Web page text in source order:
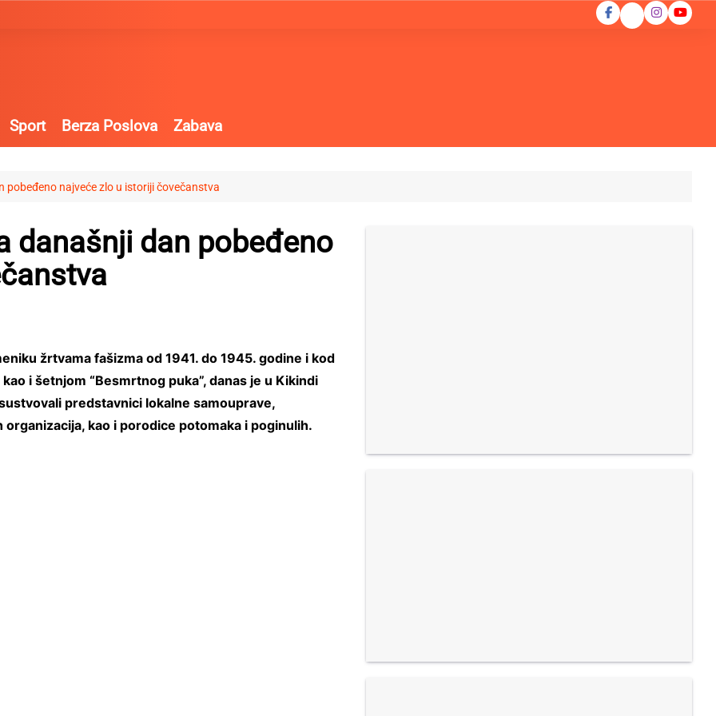
Sport Berza Poslova Zabava
pobeđeno najveće zlo u istoriji čovečanstva
današnji dan pobeđeno
žrtvama fašizma od 1941. do 1945. godine i kod
i šetnjom “Besmrtnog puka”, danas je u Kikindi
predstavnici lokalne samouprave,
kao i porodice potomaka i poginulih.